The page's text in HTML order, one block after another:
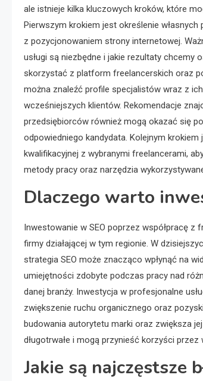
ale istnieje kilka kluczowych kroków, które
Pierwszym krokiem jest określenie
z pozycjonowaniem strony internetowej.
usługi są niezbędne i jakie rezultaty chcemy
skorzystać z platform freelancerskich oraz
można znaleźć profile specjalistów wraz z
wcześniejszych klientów. Rekomendacje
przedsiębiorców również mogą okazać się
odpowiedniego kandydata. Kolejnym
kwalifikacyjnej z wybranymi freelancerami,
metody pracy oraz narzędzia
Dlaczego warto
Inwestowanie w SEO poprzez współpracę
firmy działającej w tym regionie. W
strategia SEO może znacząco wpłynąć na
umiejętności zdobyte podczas pracy nad
danej branży. Inwestycja w profesjonalne
zwiększenie ruchu organicznego oraz
budowania autorytetu marki oraz zwiększa
długotrwałe i mogą przynieść korzyści
Jakie są najczęstsze